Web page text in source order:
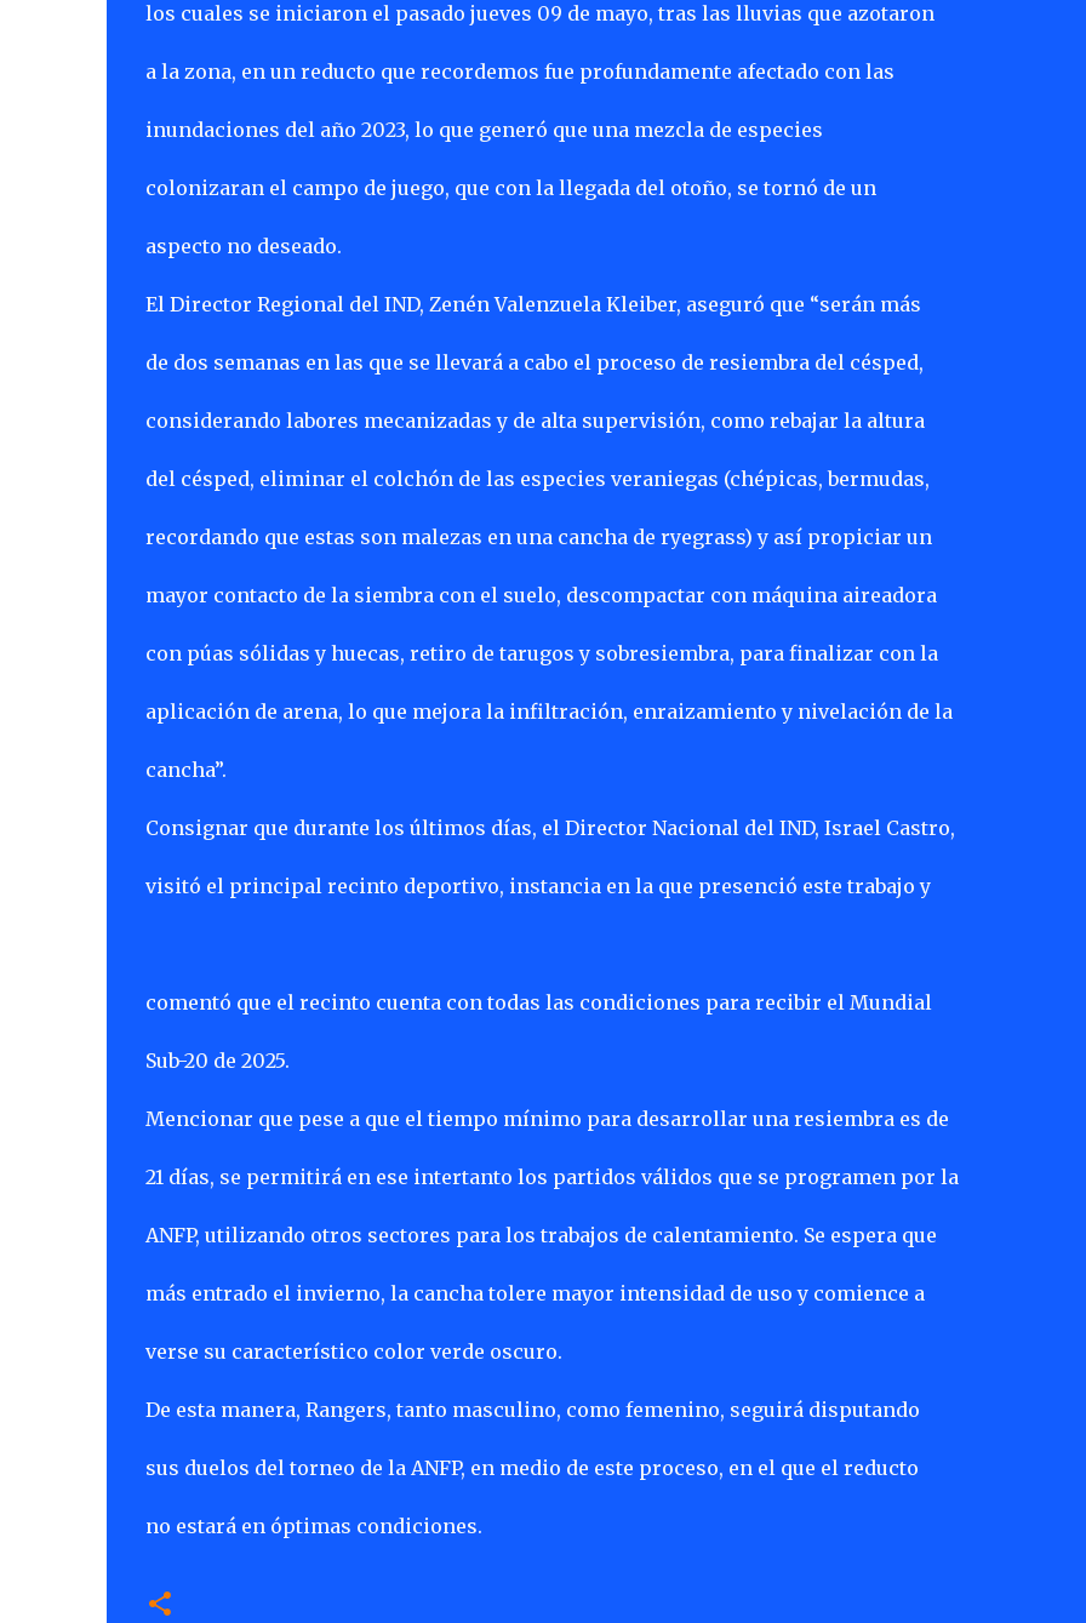
los cuales se iniciaron el pasado jueves 09 de mayo, tras las lluvias que azotaron
a la zona, en un reducto que recordemos fue profundamente afectado con las
inundaciones del año 2023, lo que generó que una mezcla de especies
colonizaran el campo de juego, que con la llegada del otoño, se tornó de un
aspecto no deseado.
El Director Regional del IND, Zenén Valenzuela Kleiber, aseguró que “serán más
de dos semanas en las que se llevará a cabo el proceso de resiembra del césped,
considerando labores mecanizadas y de alta supervisión, como rebajar la altura
del césped, eliminar el colchón de las especies veraniegas (chépicas, bermudas,
recordando que estas son malezas en una cancha de ryegrass) y así propiciar un
mayor contacto de la siembra con el suelo, descompactar con máquina aireadora
con púas sólidas y huecas, retiro de tarugos y sobresiembra, para finalizar con la
aplicación de arena, lo que mejora la infiltración, enraizamiento y nivelación de la
cancha”.
Consignar que durante los últimos días, el Director Nacional del IND, Israel Castro,
visitó el principal recinto deportivo, instancia en la que presenció este trabajo y
comentó que el recinto cuenta con todas las condiciones para recibir el Mundial
Sub-20 de 2025.
Mencionar que pese a que el tiempo mínimo para desarrollar una resiembra es de
21 días, se permitirá en ese intertanto los partidos válidos que se programen por la
ANFP, utilizando otros sectores para los trabajos de calentamiento. Se espera que
más entrado el invierno, la cancha tolere mayor intensidad de uso y comience a
verse su característico color verde oscuro.
De esta manera, Rangers, tanto masculino, como femenino, seguirá disputando
sus duelos del torneo de la ANFP, en medio de este proceso, en el que el reducto
no estará en óptimas condiciones.